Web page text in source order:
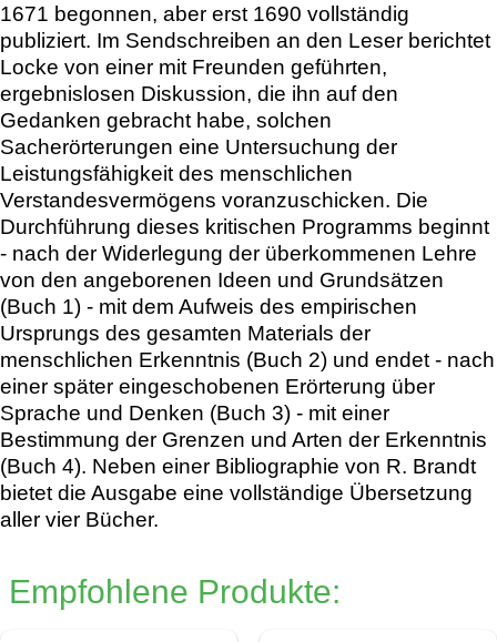
1671 begonnen, aber erst 1690 vollständig
publiziert. Im Sendschreiben an den Leser berichtet
Locke von einer mit Freunden geführten,
ergebnislosen Diskussion, die ihn auf den
Gedanken gebracht habe, solchen
Sacherörterungen eine Untersuchung der
Leistungsfähigkeit des menschlichen
Verstandesvermögens voranzuschicken. Die
Durchführung dieses kritischen Programms beginnt
- nach der Widerlegung der überkommenen Lehre
von den angeborenen Ideen und Grundsätzen
(Buch 1) - mit dem Aufweis des empirischen
Ursprungs des gesamten Materials der
menschlichen Erkenntnis (Buch 2) und endet - nach
einer später eingeschobenen Erörterung über
Sprache und Denken (Buch 3) - mit einer
Bestimmung der Grenzen und Arten der Erkenntnis
(Buch 4). Neben einer Bibliographie von R. Brandt
bietet die Ausgabe eine vollständige Übersetzung
aller vier Bücher.
Empfohlene Produkte: